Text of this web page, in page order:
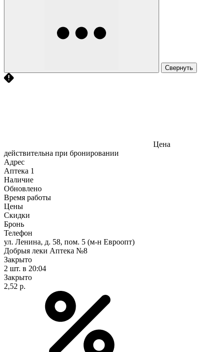
Свернуть
Цена
действительна при бронировании
Адрес
Аптека 1
Наличие
Обновлено
Время работы
Цены
Скидки
Бронь
Телефон
ул. Ленина, д. 58, пом. 5 (м-н Евроопт)
Добрыя леки Аптека №8
Закрыто
2 шт. в 20:04
Закрыто
2,52 р.